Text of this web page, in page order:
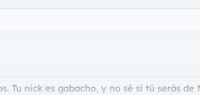
Tu nick es gabacho, y no sé si tú serás de